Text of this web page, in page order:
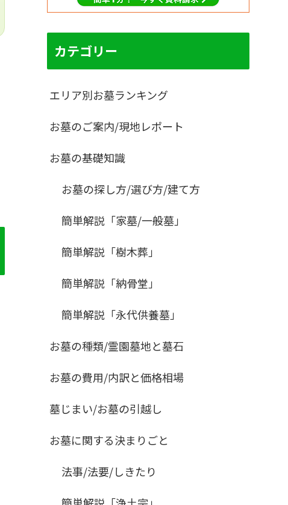
カテゴリー
エリア別お墓ランキング
お墓のご案内/現地レポート
お墓の基礎知識
お墓の探し方/選び方/建て方
簡単解説「家墓/一般墓」
簡単解説「樹木葬」
簡単解説「納骨堂」
簡単解説「永代供養墓」
お墓の種類/霊園墓地と墓石
お墓の費用/内訳と価格相場
墓じまい/お墓の引越し
お墓に関する決まりごと
法事/法要/しきたり